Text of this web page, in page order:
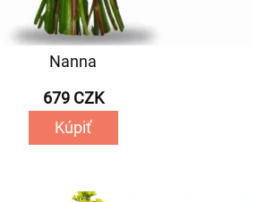
Nanna
679 CZK
Kúpiť